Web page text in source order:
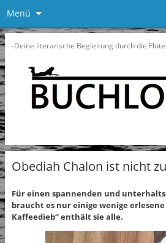
Menü
-Deine literarische Begleitung durch die
Obediah Chalon ist nicht
Für einen spannenden und
braucht es nur einige wenige
Kaffeedieb“ enthält sie alle.